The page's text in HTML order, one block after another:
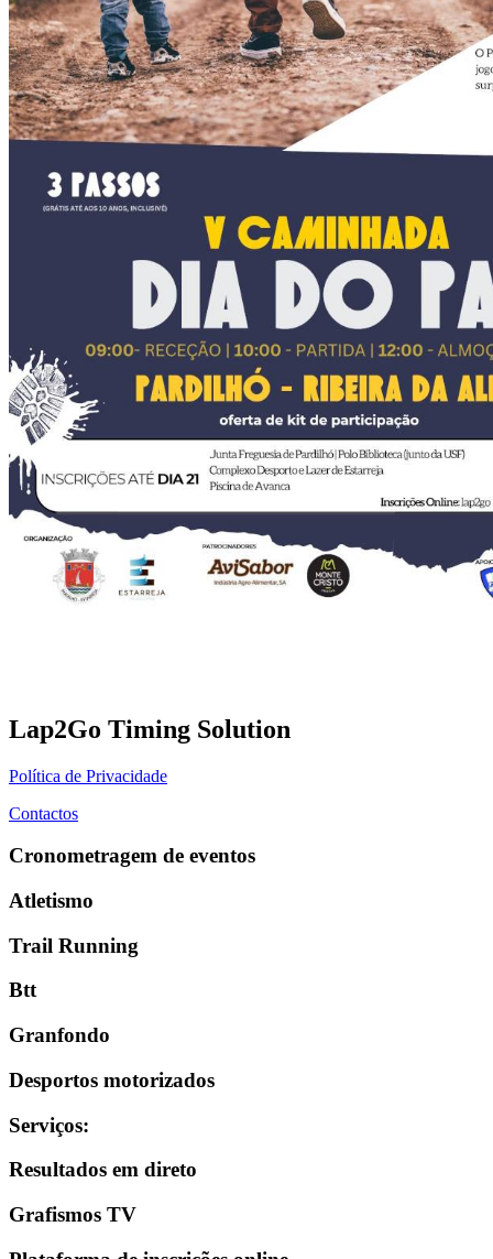
Lap2Go Timing Solution
Política de Privacidade
Contactos
Cronometragem de eventos
Atletismo
Trail Running
Btt
Granfondo
Desportos motorizados
Serviços:
Resultados em direto
Grafismos TV